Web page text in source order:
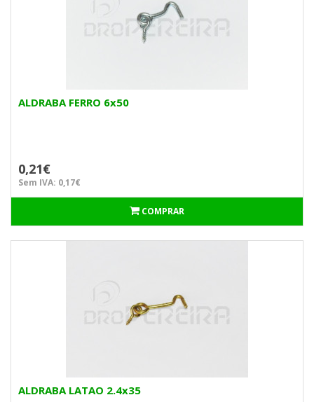
ALDRABA FERRO 6x50
0,21€
Sem IVA: 0,17€
COMPRAR
ALDRABA LATAO 2.4x35